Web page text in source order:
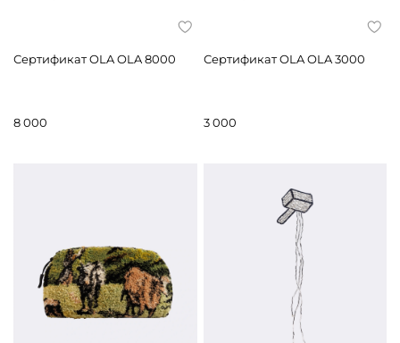
Сертификат OLA OLA 8000
8 000
Сертификат OLA OLA 3000
3 000